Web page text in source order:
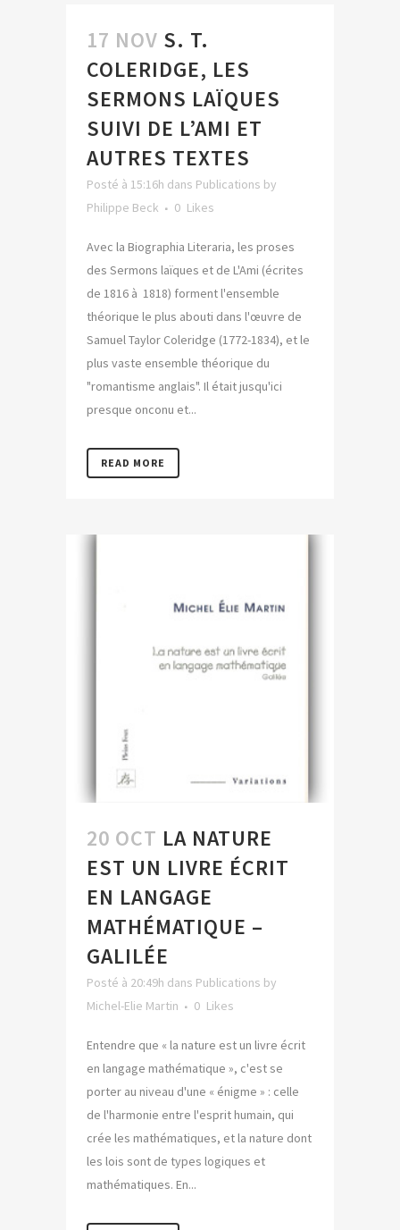
17 NOV S. T.
COLERIDGE, LES
SERMONS LAÏQUES
SUIVI DE L’AMI ET
AUTRES TEXTES
Posté à 15:16h dans Publications by
Philippe Beck
0 Likes
Avec la Biographia Literaria, les proses
des Sermons laïques et de L'Ami (écrites
de 1816 à 1818) forment l'ensemble
théorique le plus abouti dans l'œuvre de
Samuel Taylor Coleridge (1772-1834), et le
plus vaste ensemble théorique du
"romantisme anglais". Il était jusqu'ici
presque onconu et...
READ MORE
20 OCT LA NATURE
EST UN LIVRE ÉCRIT
EN LANGAGE
MATHÉMATIQUE –
GALILÉE
Posté à 20:49h dans Publications by
Michel-Elie Martin
0 Likes
Entendre que « la nature est un livre écrit
en langage mathématique », c'est se
porter au niveau d'une « énigme » : celle
de l'harmonie entre l'esprit humain, qui
crée les mathématiques, et la nature dont
les lois sont de types logiques et
mathématiques. En...